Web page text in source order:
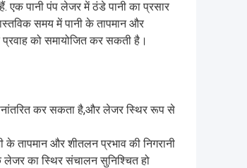
एक पानी पंप लेजर में ठंडे पानी का प्रसार
समय में पानी के तापमान और
को समायोजित कर सकती है।
कर सकता है,और लेजर स्थिर रूप से
तापमान और शीतलन प्रभाव की निगरानी
का स्थिर संचालन सुनिश्चित हो